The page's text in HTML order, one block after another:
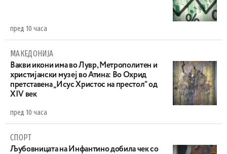
пред 10 часа
МАКЕДОНИЈА
Вакви икони има во Лувр, Метрополитен и
христијански музеј во Атина: Во Охрид
претставена „Исус Христос на престол“ од
XIV век
пред 10 часа
СПОРТ
Љубовницата на Инфантино добила чек со